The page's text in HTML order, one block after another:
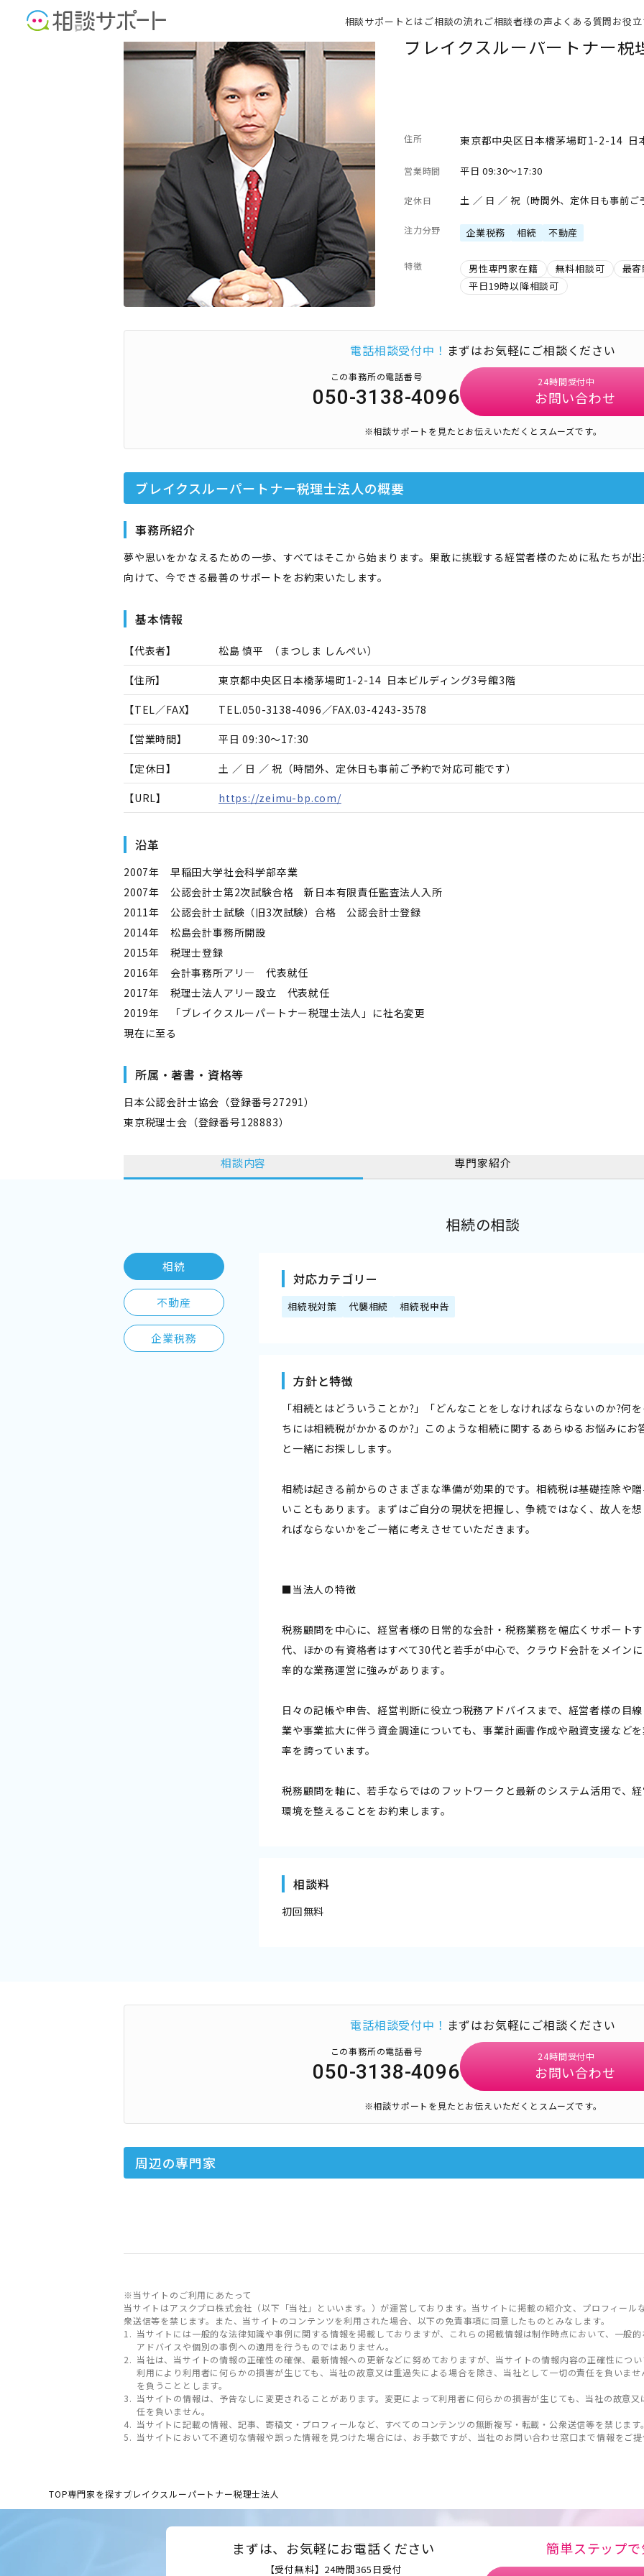
相談サポートとは ご相談の流れご相談者様の声よくある質問お役
行政書士
ブレイクスルーパートナー税
住所 東京都中央区日本橋茅場町1-2-14 日
営業時間 平日 09:30～17:30
定休日 土 ／ 日 ／ 祝（時間外、定休日も事前
注力分野 企業税務 相続 不動産
特徴 男性専門家在籍 無料相談可
最
平日19時以降相談可
電話相談受付中！ まずはお気軽にご相談ください
この事務所の電話番号
050-3138-4096
24時間受付中
お問い合わせ
※相談サポートを見たとお伝えいただくとスムーズです。
ブレイクスルーパートナー税理士法人の概要
事務所紹介
夢や思いをかなえるための一歩、すべてはそこから始まります。果敢に挑戦する経営者様のために私たちが
向けて、今できる最善のサポートをお約束いたします。
基本情報
【代表者】 松島 慎平 （まつしま しんぺい）
【住所】 東京都中央区日本橋茅場町1-2-14 日本ビルディング3号館3階
【TEL／FAX】 TEL.050-3138-4096 ／FAX.03-4243-3578
【営業時間】 平日 09:30～17:30
【定休日】 土 ／ 日 ／ 祝（時間外、定休日も事前ご予約で対応可能です）
【URL】 https://zeimu-bp.com/
沿革
2007年 早稲田大学社会科学部卒業
2007年 公認会計士第2次試験合格 新日本有限責任監査法人入所
2011年 公認会計士試験（旧3次試験）合格 公認会計士登録
2014年 松島会計事務所開設
2015年 税理士登録
2016年 会計事務所アリ― 代表就任
2017年 税理士法人アリー設立 代表就任
2019年 「ブレイクスルーパートナー税理士法人」に社名変更
現在に至る
所属・著書・資格等
日本公認会計士協会（登録番号27291）
東京税理士会（登録番号128883）
相談内容 専門家紹介
相続の相談
相続
不動産
企業税務
対応カテゴリー
相続税対策 代襲相続 相続税申告
方針と特徴
「相続とはどういうことか?」「どんなことをしなければならないのか?何
ちには相続税がかかるのか?」このような相続に関するあらゆるお悩みに
と一緒にお探しします。
相続は起きる前からのさまざまな準備が効果的です。相続税は基礎控除や
いこともあります。まずはご自分の現状を把握し、争続ではなく、故人を
ればならないかをご一緒に考えさせていただきます。
■当法人の特徴
税務顧問を中心に、経営者様の日常的な会計・税務業務を幅広くサポート
代、ほかの有資格者はすべて30代と若手が中心で、クラウド会計をメイン
率的な業務運営に強みがあります。
日々の記帳や申告、経営判断に役立つ税務アドバイスまで、経営者様の目
業や事業拡大に伴う資金調達についても、事業計画書作成や融資支援など
率を誇っています。
税務顧問を軸に、若手ならではのフットワークと最新のシステム活用で、
環境を整えることをお約束します。
相談料
初回無料
電話相談受付中！ まずはお気軽にご相談ください
この事務所の電話番号
050-3138-4096
24時間受付中
お問い合わせ
※相談サポートを見たとお伝えいただくとスムーズです。
周辺の専門家
※当サイトのご利用にあたって
当サイトはアスクプロ株式会社（以下「当社」といいます。）が運営しております。当サイトに掲載の紹介文、プロフィール
衆送信等を禁じます。また、当サイトのコンテンツを利用された場合、以下の免責事項に同意したものとみなします。
当サイトには一般的な法律知識や事例に関する情報を掲載しておりますが、これらの掲載情報は制作時点において、一般
アドバイスや個別の事例への適用を行うものではありません。
当社は、当サイトの情報の正確性の確保、最新情報への更新などに努めておりますが、当サイトの情報内容の正確性につ
利用により利用者に何らかの損害が生じても、当社の故意又は重過失による場合を除き、当社として一切の責任を負いま
を負うこととします。
当サイトの情報は、予告なしに変更されることがあります。変更によって利用者に何らかの損害が生じても、当社の故意
任を負いません。
当サイトに記載の情報、記事、寄稿文・プロフィールなど、すべてのコンテンツの無断複写・転載・公衆送信等を禁じます
当サイトにおいて不適切な情報や誤った情報を見つけた場合には、お手数ですが、当社のお問い合わせ窓口まで情報をご
TOP専門家を探すブレイクスルーパートナー税理士法人
まずは、お気軽にお電話ください
【受付無料】24時間365日受付
簡単ステップ